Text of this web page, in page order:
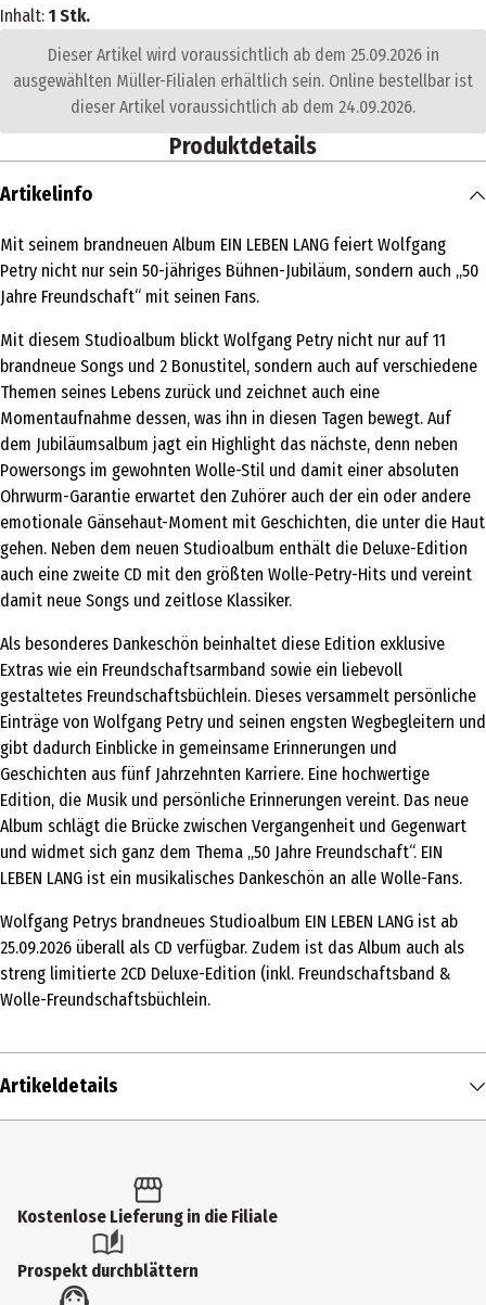
Inhalt: 1 Stk.
Dieser Artikel wird voraussichtlich ab dem 25.09.2026 in
ausgewählten Müller-Filialen erhältlich sein. Online bestellbar ist
dieser Artikel voraussichtlich ab dem 24.09.2026.
Produktdetails
Artikelinfo
Mit seinem brandneuen Album EIN LEBEN LANG feiert Wolfgang
Petry nicht nur sein 50-jähriges Bühnen-Jubiläum, sondern auch „50
Jahre Freundschaft“ mit seinen Fans.
Mit diesem Studioalbum blickt Wolfgang Petry nicht nur auf 11
brandneue Songs und 2 Bonustitel, sondern auch auf verschiedene
Themen seines Lebens zurück und zeichnet auch eine
Momentaufnahme dessen, was ihn in diesen Tagen bewegt. Auf
dem Jubiläumsalbum jagt ein Highlight das nächste, denn neben
Powersongs im gewohnten Wolle-Stil und damit einer absoluten
Ohrwurm-Garantie erwartet den Zuhörer auch der ein oder andere
emotionale Gänsehaut-Moment mit Geschichten, die unter die Haut
gehen. Neben dem neuen Studioalbum enthält die Deluxe-Edition
auch eine zweite CD mit den größten Wolle-Petry-Hits und vereint
damit neue Songs und zeitlose Klassiker.
Als besonderes Dankeschön beinhaltet diese Edition exklusive
Extras wie ein Freundschaftsarmband sowie ein liebevoll
gestaltetes Freundschaftsbüchlein. Dieses versammelt persönliche
Einträge von Wolfgang Petry und seinen engsten Wegbegleitern und
gibt dadurch Einblicke in gemeinsame Erinnerungen und
Geschichten aus fünf Jahrzehnten Karriere. Eine hochwertige
Edition, die Musik und persönliche Erinnerungen vereint. Das neue
Album schlägt die Brücke zwischen Vergangenheit und Gegenwart
und widmet sich ganz dem Thema „50 Jahre Freundschaft“. EIN
LEBEN LANG ist ein musikalisches Dankeschön an alle Wolle-Fans.
Wolfgang Petrys brandneues Studioalbum EIN LEBEN LANG ist ab
25.09.2026 überall als CD verfügbar. Zudem ist das Album auch als
streng limitierte 2CD Deluxe-Edition (inkl. Freundschaftsband &
Wolle-Freundschaftsbüchlein.
Artikeldetails
Produkttyp
Künstler
Kostenlose Lieferung in die Filiale
Prospekt durchblättern